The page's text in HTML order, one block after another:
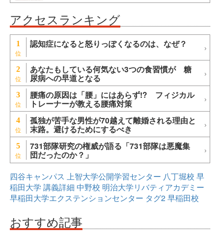
アクセスランキング
1 認知症になると怒りっぽくなるのは、なぜ？
2 あなたもしている何気ない3つの食習慣が 糖
尿病への早道となる
3 腰痛の原因は「腰」にはあらず!? フィジカル
トレーナーが教える腰痛対策
4 孤独が苦手な男性が70越えて離婚される理由と
末路。避けるためにするべき
5 731部隊研究の権威が語る「731部隊は悪魔集
団だったのか？」
四谷キャンパス 上智大学公開学習センター 八丁堀校 早
稲田大学 講義詳細 中野校 明治大学リバティアカデミー
早稲田大学エクステンションセンター タグ2早稲田校
おすすめ記事